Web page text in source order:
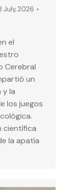
July, 2026
el
Cerebral
un
la
los juegos
científica
la apatía